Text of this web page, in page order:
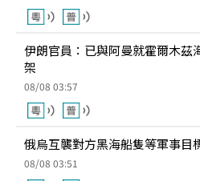
伊朗官員：已與阿曼就霍爾木茲
架
08/08 03:57
俄烏互襲對方黑海船隻等軍事目
08/08 03:51